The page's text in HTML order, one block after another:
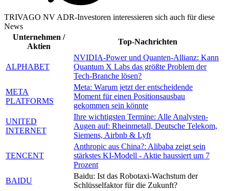
TRIVAGO NV ADR-Investoren interessieren sich auch für diese
News
Unternehmen /
Aktien
Top-Nachrichten
ALPHABET
NVIDIA-Power und Quanten-Allianz: Kann
Quantum X Labs das größte Problem der
Tech-Branche lösen?
META
PLATFORMS
Meta: Warum jetzt der entscheidende
Moment für einen Positionsausbau
gekommen sein könnte
UNITED
INTERNET
Ihre wichtigsten Termine: Alle Analysten-
Augen auf: Rheinmetall, Deutsche Telekom,
Siemens, Airbnb & Lyft
TENCENT
Anthropic aus China?: Alibaba zeigt sein
stärkstes KI-Modell - Aktie haussiert um 7
Prozent
BAIDU
Baidu: Ist das Robotaxi-Wachstum der
Schlüsselfaktor für die Zukunft?